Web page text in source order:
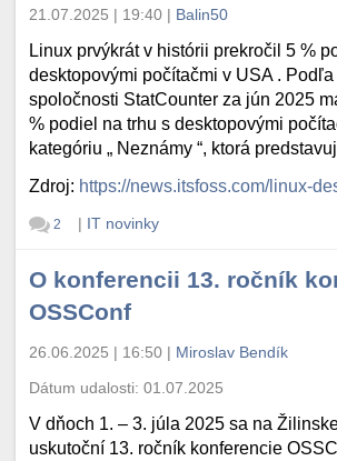
21.07.2025 | 19:40 | Balin50
Linux prvýkrát v histórii prekročil 5 %
desktopovými počítačmi v USA .
spoločnosti StatCounter za jún 2025
% podiel na trhu s desktopovými
kategóriu „ Neznámy “, ktorá
Zdroj: https://news.itsfoss.com/linux-
2 | IT novinky
O konferencii 13. ročník
OSSConf
26.06.2025 | 16:50 | Miroslav Bendík
Dátum udalosti:01.07.2025
V dňoch 1. – 3. júla 2025 sa na
uskutoční 13. ročník konferencie